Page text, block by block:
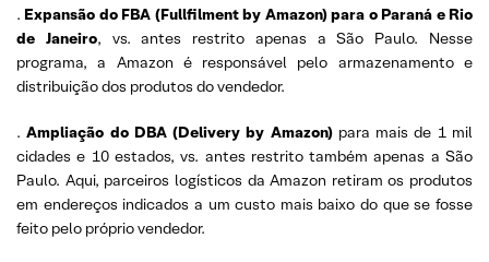
. Expansão do FBA (Fullfilment by Amazon) para o Paraná e Rio
de Janeiro, vs. antes restrito apenas a São Paulo. Nesse
programa, a Amazon é responsável pelo armazenamento e
distribuição dos produtos do vendedor.
.Ampliação do DBA (Delivery by Amazon)para mais de 1 mil
cidades e 10 estados, vs. antes restrito também apenas a São
Paulo. Aqui, parceiros logísticos da Amazon retiram os produtos
em endereços indicados a um custo mais baixo do que se fosse
feito pelo próprio vendedor.